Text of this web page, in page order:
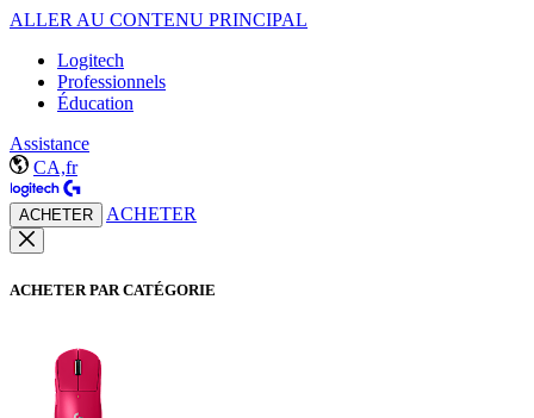
ALLER AU CONTENU PRINCIPAL
Logitech
Professionnels
Éducation
Assistance
CA,fr
ACHETER ACHETER
ACHETER PAR CATÉGORIE